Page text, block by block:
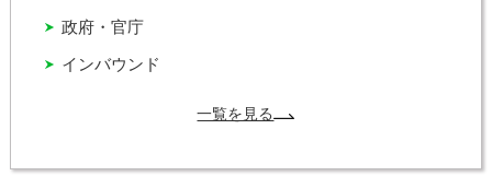
インバウンド
政府・官庁
一覧を見る